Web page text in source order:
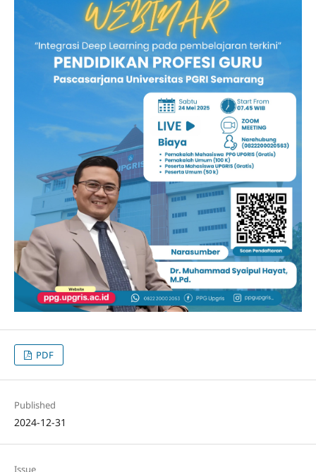
PDF
Published
2024-12-31
Issue